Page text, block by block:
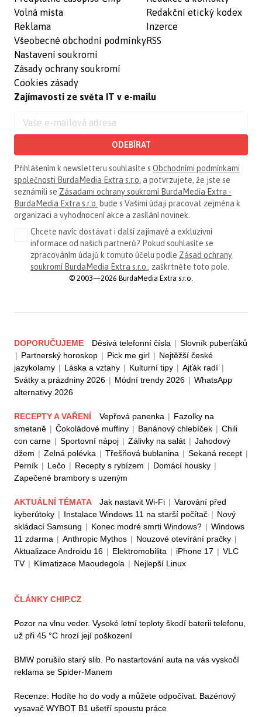
Volná místa
Reklama
Všeobecné obchodní podmínky
Nastavení soukromí
Zásady ochrany soukromí
Cookies zásady
Redakční etický kodex
Inzerce
RSS
Zajímavosti ze světa IT v e-mailu
ODEBÍRAT
Přihlášením k newsletteru souhlasíte s Obchodními podmínkami
společnosti BurdaMedia Extra s.r.o. a potvrzujete, že jste se
seznámili se Zásadami ochrany soukromí BurdaMedia Extra -
BurdaMedia Extra s.r.o. bude s Vašimi údaji pracovat zejména k
organizaci a vyhodnocení akce a zasílání novinek.
Chcete navíc dostávat i další zajímavé a exkluzivní
informace od našich partnerů? Pokud souhlasíte se
zpracováním údajů k tomuto účelu podle Zásad ochrany
soukromí BurdaMedia Extra s.r.o. , zaškrtněte toto pole.
© 2003—2026 BurdaMedia Extra s.r.o.
DOPORUČUJEME Děsivá telefonní čísla | Slovník puberťáků
| Partnerský horoskop | Pick me girl | Nejtěžší české
jazykolamy | Láska a vztahy | Kulturní tipy | Ajťák radí |
Svátky a prázdniny 2026 | Módní trendy 2026 | WhatsApp
alternativy 2026
RECEPTY A VAŘENÍ Vepřová panenka | Fazolky na
smetaně | Čokoládové muffiny | Banánový chlebíček | Chili
con carne | Sportovní nápoj | Zálivky na salát | Jahodový
džem | Zelná polévka | Třešňová bublanina | Sekaná recept |
Perník | Lečo | Recepty s rybízem | Domácí housky |
Zapečené brambory s uzeným
AKTUÁLNÍ TÉMATA Jak nastavit Wi-Fi | Varování před
kyberútoky | Instalace Windows 11 na starší počítač | Nový
skládací Samsung | Konec modré smrti Windows? | Windows
11 zdarma | Anthropic Mythos | Nouzové otevírání pračky |
Aktualizace Androidu 16 | Elektromobilita | iPhone 17 | VLC
TV | Klimatizace Maoudegola | Nejlepší Linux
ČLÁNKY CHIP.CZ
Pozor na vlnu veder. Vysoké letní teploty škodí baterii telefonu,
už při 45 °C hrozí její poškození
BMW porušilo starý slib. Po nastartování auta na vás vyskočí
reklama se Spider-Manem
Recenze: Hodíte ho do vody a můžete odpočívat. Bazénový
vysavač WYBOT B1 ušetří spoustu práce